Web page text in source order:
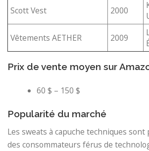
Scott Vest
2000
Vêtements AETHER
2009
Prix ​​de vente moyen sur
60 $ – 150 $
Popularité du marché
Les sweats à capuche techniques
des consommateurs férus de